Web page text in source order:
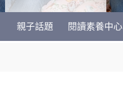
親子話題 閱讀素養中心